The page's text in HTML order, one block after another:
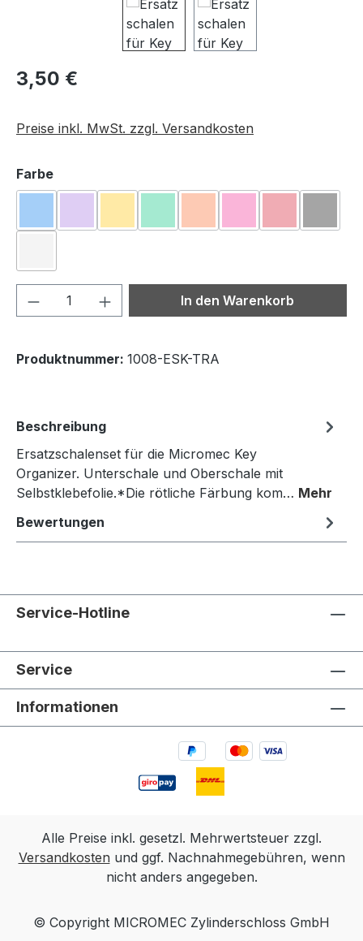
Regulärer Preis:
3,50 €
Preise inkl. MwSt. zzgl. Versandkosten
Farbeauswählen
Produkt Anzahl: Gib denIn den Warenkorb
Produktnummer: 1008-ESK-TRA
Beschreibung
Ersatzschalenset für die Micromec Key
Organizer. Unterschale und Oberschale mit
Selbstklebefolie.*Die rötliche Färbung kom… Mehr
Bewertungen
Service-Hotline
Service
Informationen
Alle Preise inkl. gesetzl. Mehrwertsteuer zzgl.
Versandkosten und ggf. Nachnahmegebühren, wenn
nicht anders angegeben.
© Copyright MICROMEC Zylinderschloss GmbH